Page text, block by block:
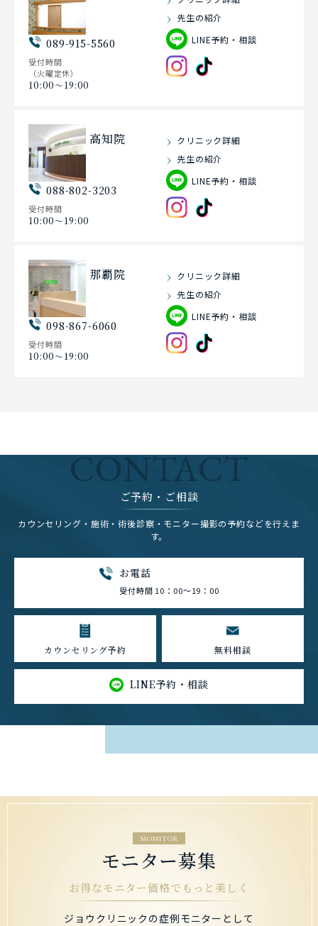
089-915-5560
受付時間
（火曜定休）
10:00〜19:00
先生の紹介
LINE予約・相談
高知院
088-802-3203
受付時間
10:00〜19:00
クリニック詳細
先生の紹介
LINE予約・相談
那覇院
098-867-6060
受付時間
10:00〜19:00
クリニック詳細
先生の紹介
LINE予約・相談
CONTACT
ご予約・ご相談
カウンセリング・施術・術後診察・モニター撮影の予約などを行えま
す。
お電話
受付時間 10：00～19：00
カウンセリング予約 無料相談
LINE予約・相談
MONITOR
モニター募集
お得なモニター価格でもっと美しく
ジョウクリニックの症例モニターとして